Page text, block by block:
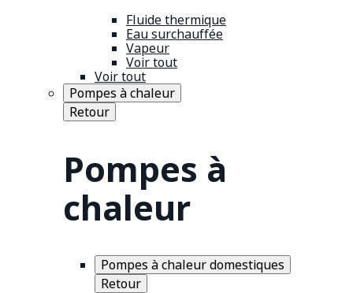
Fluide thermique
Eau surchauffée
Vapeur
Voir tout
Voir tout
Pompes à chaleur
Retour
Pompes à
chaleur
Pompes à chaleur domestiques
Retour